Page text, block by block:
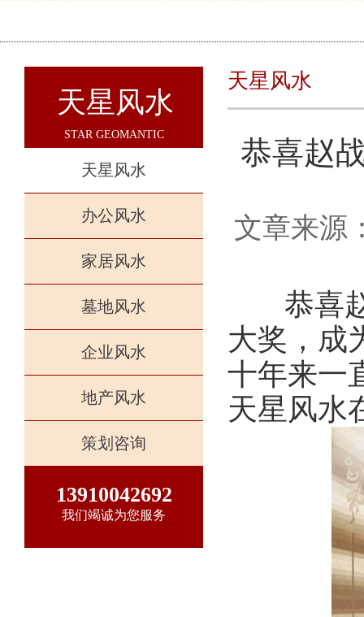
天星风水
STAR GEOMANTIC
天星风水
办公风水
家居风水
墓地风水
企业风水
地产风水
策划咨询
13910042692
我们竭诚为您服务
天星风水
恭喜赵
文章来源
恭喜
大奖，成
十年来一
天星风水